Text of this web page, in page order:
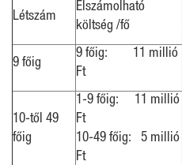
Létszám
Elszámolható
költség /fő
9 főig
9 főig: 11 millió
Ft
10-től 49
főig
1-9 főig: 11 millió
Ft
10-49 főig: 5 millió
Ft